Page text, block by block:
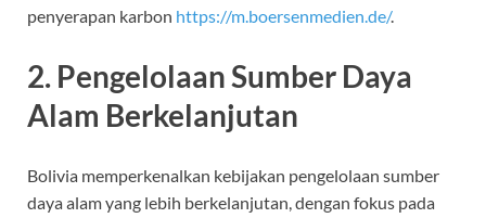
penyerapan karbon https://m.boersenmedien.de/.
2. Pengelolaan Sumber Daya
Alam Berkelanjutan
Bolivia memperkenalkan kebijakan pengelolaan sumber
daya alam yang lebih berkelanjutan, dengan fokus pada